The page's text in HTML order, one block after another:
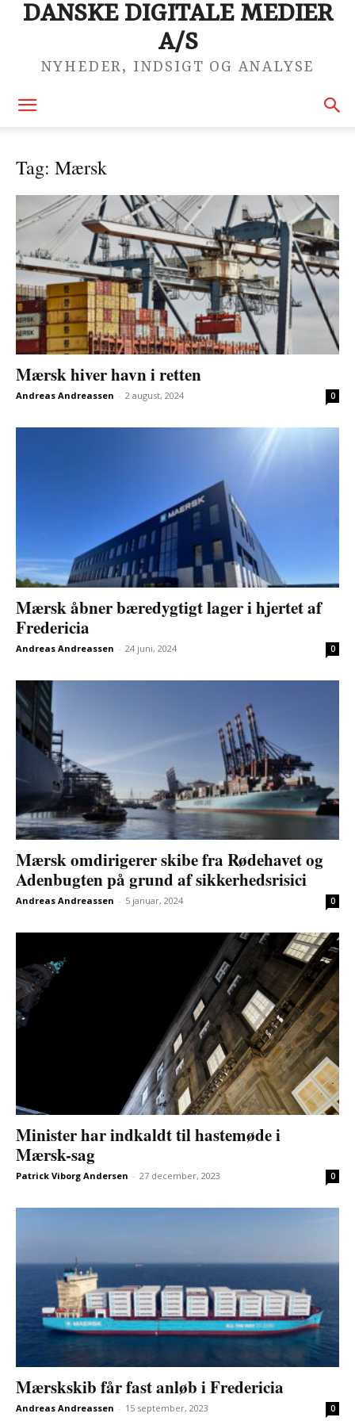
DANSKE DIGITALE MEDIER
A/S
NYHEDER, INDSIGT OG ANALYSE
Tag: Mærsk
Mærsk hiver havn i retten
Andreas Andreassen - 2 august, 2024 0
Mærsk åbner bæredygtigt lager i hjertet af
Fredericia
Andreas Andreassen - 24 juni, 2024 0
Mærsk omdirigerer skibe fra Rødehavet og
Adenbugten på grund af sikkerhedsrisici
Andreas Andreassen - 5 januar, 2024 0
Minister har indkaldt til hastemøde i
Mærsk-sag
Patrick Viborg Andersen - 27 december, 2023 0
Mærskskib får fast anløb i Fredericia
Andreas Andreassen - 15 september, 2023 0